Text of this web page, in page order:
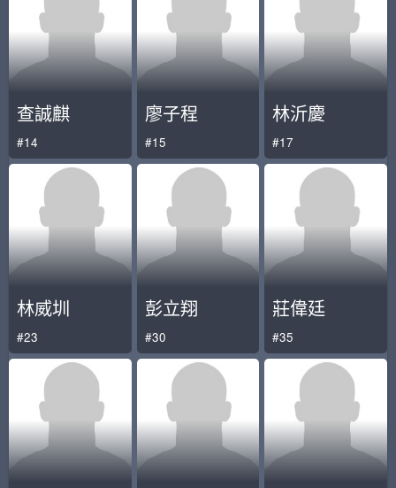
查誠麒
#14
廖子程
#15
林沂慶
#17
林威圳
#23
彭立翔
#30
莊偉廷
#35